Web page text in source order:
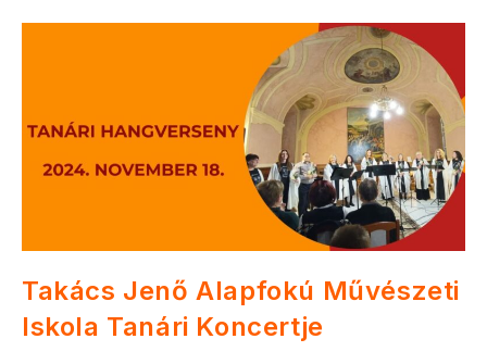
Takács Jenő Alapfokú Művészeti
Iskola Tanári Koncertje